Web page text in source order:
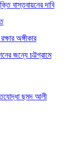
বাস্তবায়নের দাবি
অঙ্গীকার
জন্যে চট্টগ্রামে
ছমদ আলী